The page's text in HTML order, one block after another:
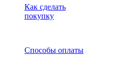
Как сделать
покупку
Способы оплаты